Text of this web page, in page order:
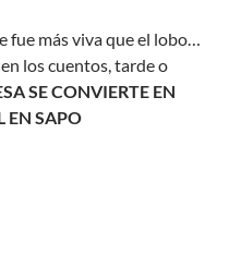
fue más viva que el lobo…
los cuentos, tarde o
SE CONVIERTE EN
EN SAPO